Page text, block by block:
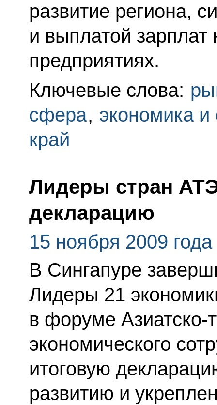
развитие региона,
и выплатой зарплат
предприятиях.
Ключевые слова:
сфера, экономика
край
Лидеры стран
декларацию
15 ноября 2009 года
В Сингапуре
Лидеры 21
в форуме Азиатско-
экономического
итоговую
развитию и